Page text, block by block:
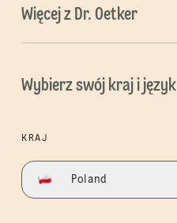
Więcej z Dr. Oetker
Wybierz swój kraj i język
KRAJ
Poland